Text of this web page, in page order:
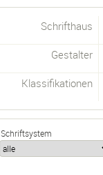
Schrifthaus
Gestalter
Klassifikationen
Schriftsystem